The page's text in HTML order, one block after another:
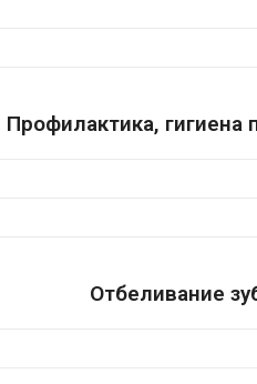
Профилактика, гигиена
Отбеливание